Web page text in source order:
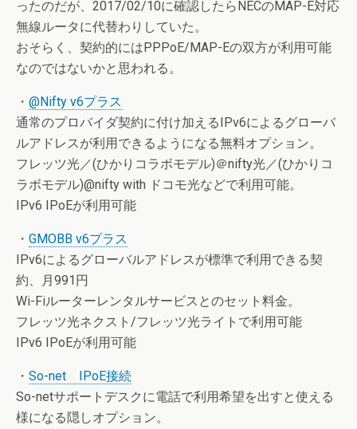
ったのだが、2017/02/10に確認したらNECのMAP-E対応
無線ルータに代替わりしていた。
おそらく、契約的にはPPPoE/MAP-Eの双方が利用可能
なのではないかと思われる。
・ @Nifty v6プラス
通常のプロバイダ契約に付け加えるIPv6によるグローバ
ルアドレスが利用できるようになる無料オプション。
フレッツ光／(ひかりコラボモデル)＠nifty光／(ひかりコ
ラボモデル)@nifty with ドコモ光などで利用可能。
IPv6 IPoEが利用可能
・ GMOBB v6プラス
IPv6によるグローバルアドレスが標準で利用できる契
約、月991円
Wi-Fiルーターレンタルサービスとのセット料金。
フレッツ光ネクスト/フレッツ光ライトで利用可能
IPv6 IPoEが利用可能
・ So-net IPoE接続
So-netサポートデスクに電話で利用希望を出すと使える
様になる隠しオプション。